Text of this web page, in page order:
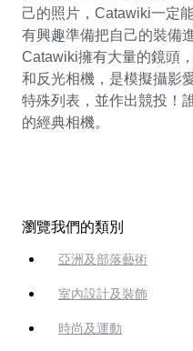
己的照片，Catawiki一定
有興趣準備把自己的裝備
Catawiki擁有大量的鏡頭
和反光相機，是模擬攝影
特殊列表，並作出競投！
的經典相機。
瀏覽我們的類別
亞洲及部落藝術
室內設計及裝飾
時尚及運動